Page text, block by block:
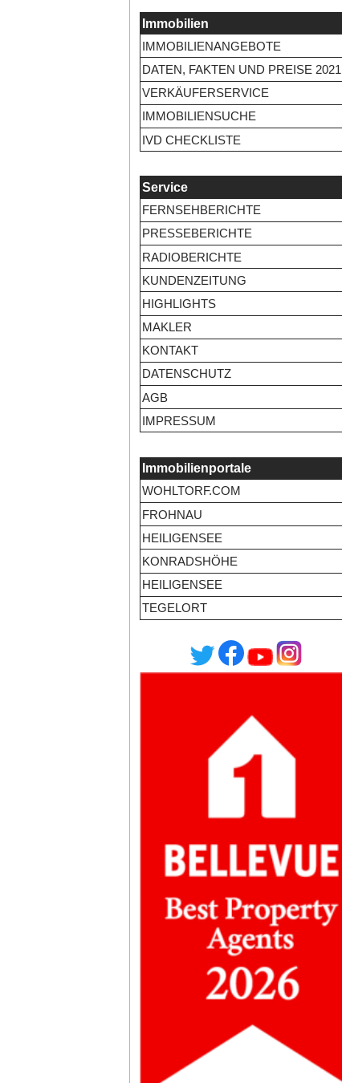
Immobilien
IMMOBILIENANGEBOTE
DATEN, FAKTEN UND PREISE 2021
VERKÄUFERSERVICE
IMMOBILIENSUCHE
IVD CHECKLISTE
Service
FERNSEHBERICHTE
PRESSEBERICHTE
RADIOBERICHTE
KUNDENZEITUNG
HIGHLIGHTS
MAKLER
KONTAKT
DATENSCHUTZ
AGB
IMPRESSUM
Immobilienportale
WOHLTORF.COM
FROHNAU
HEILIGENSEE
KONRADSHÖHE
HEILIGENSEE
TEGELORT